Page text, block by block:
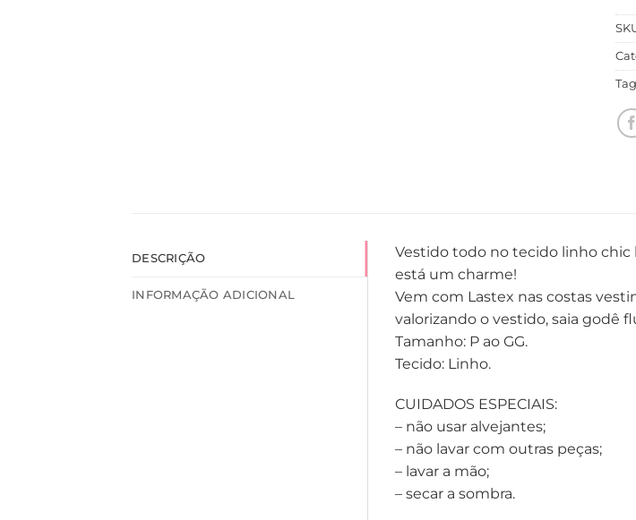
DESCRIÇÃO
INFORMAÇÃO ADICIONAL
Vestido todo no tecido linho chic
está um charme!
Vem com Lastex nas costas
valorizando o vestido, saia godê
Tamanho: P ao GG.
Tecido: Linho.
CUIDADOS ESPECIAIS:
– não usar alvejantes;
– não lavar com outras peças;
– lavar a mão;
– secar a sombra.